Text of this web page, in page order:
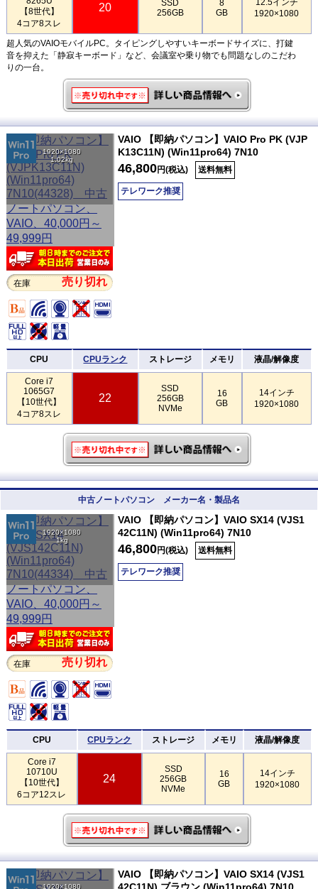
【8世代】
4コア8スレ
20
SSD
256GB
8
GB
1920×1080
超人気のVAIOモバイルPC。タイピングしやすいキーボードサイズに、打鍵
音を抑えた「静寂キーボード」など、会議室や乗り物でも問題なしのこだわ
りの一台。
1920×1080
1.02kg
在庫 売り切れ
VAIO 【即納パソコン】VAIO Pro PK (VJP
K13C11N) (Win11pro64) 7N10
46,800円(税込) 送料無料
テレワーク推奨
CPU CPUランク ストレージ メモリ 液晶/解像度
Core i7
1065G7
【10世代】
4コア8スレ
22
SSD
256GB
NVMe
16
GB
14インチ
1920×1080
中古ノートパソコン メーカー名・製品名
1920×1080
1kg
在庫 売り切れ
VAIO 【即納パソコン】VAIO SX14 (VJS1
42C11N) (Win11pro64) 7N10
46,800円(税込) 送料無料
テレワーク推奨
CPU CPUランク ストレージ メモリ 液晶/解像度
Core i7
10710U
【10世代】
6コア12スレ
24
SSD
256GB
NVMe
16
GB
14インチ
1920×1080
1920×1080
VAIO 【即納パソコン】VAIO SX14 (VJS1
42C11N) ブラウン (Win11pro64) 7N10